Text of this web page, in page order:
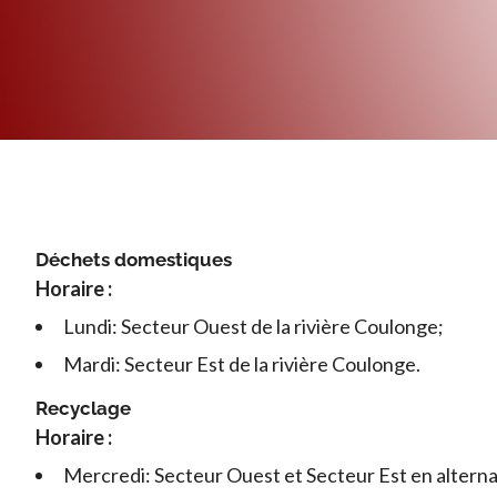
Déchets domestiques
Horaire :
Lundi: Secteur Ouest de la rivière Coulonge;
Mardi: Secteur Est de la rivière Coulonge.
Recyclage
Horaire :
Mercredi: Secteur Ouest et Secteur Est en